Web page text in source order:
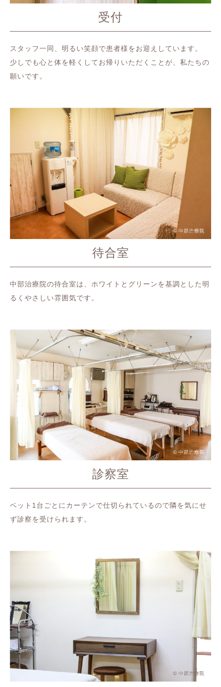
受付
スタッフ一同、明るい笑顔で患者様をお迎えしています。
少しでも心と体を軽くしてお帰りいただくことが、私たちの
願いです。
待合室
中部治療院の待合室は、ホワイトとグリーンを基調とした明
るくやさしい雰囲気です。
診察室
ベット1台ごとにカーテンで仕切られているので隣を気にせ
ず診察を受けられます。